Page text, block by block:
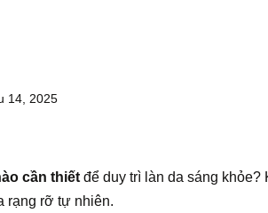
14, 2025
cần thiết để duy trì làn da sáng khỏe?
rạng rỡ tự nhiên.